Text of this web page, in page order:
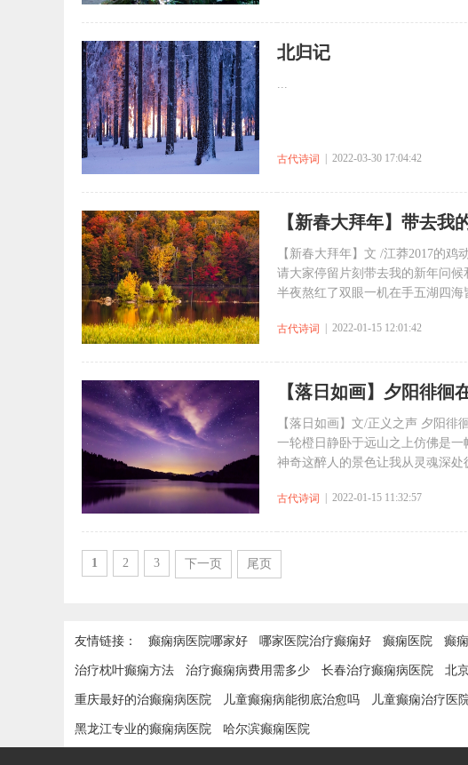
北归记
...
古代诗词 | 2022-03-30 17:04:42
【新春大拜年】带去我
【新春大拜年】文 /江莽2017的
请大家停留片刻带去我的新年问
半夜熬红了双眼一机在手五湖四海
古代诗词 | 2022-01-15 12:01:42
【落日如画】夕阳徘徊
【落日如画】文/正义之声 夕阳
一轮橙日静卧于远山之上仿佛是
神奇这醉人的景色让我从灵魂深处
古代诗词 | 2022-01-15 11:32:57
1 2 3 下一页 尾页
友情链接： 癫痫病医院哪家好 哪家医院治疗癫痫好 癫痫医院 癫
治疗枕叶癫痫方法 治疗癫痫病费用需多少 长春治疗癫痫病医院 北
重庆最好的治癫痫病医院 儿童癫痫病能彻底治愈吗 儿童癫痫治疗医
黑龙江专业的癫痫病医院 哈尔滨癫痫医院